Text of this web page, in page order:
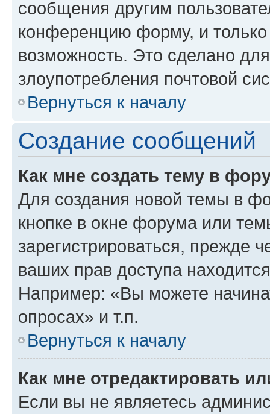
сообщения другим
конференцию форму, и
возможность. Это сделано
злоупотребления почтовой
Вернуться к началу
Создание сообщений
Как мне создать тему в
Для создания новой темы в
кнопке в окне форума или
зарегистрироваться, прежде
ваших прав доступа
Например: «Вы можете
опросах» и т.п.
Вернуться к началу
Как мне отредактировать
Если вы не являетесь